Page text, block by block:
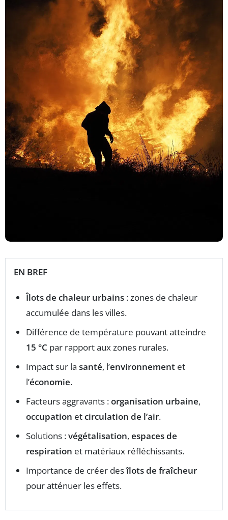
EN BREF
Îlots de chaleur urbains : zones de chaleur
accumulée dans les villes.
Différence de température pouvant atteindre
15 °C par rapport aux zones rurales.
Impact sur la santé, l’environnement et
l’économie.
Facteurs aggravants :organisation urbaine,
occupation etcirculation de l’air.
Solutions :végétalisation, espaces de
respiration et matériaux réfléchissants.
Importance de créer desîlots de fraîcheur
pour atténuer les effets.